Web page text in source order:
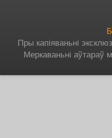
Пры капіяваньні
Меркаваньні аўтараў